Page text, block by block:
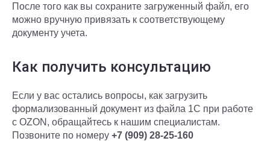
После того как вы сохраните загруженный файл, его
можно вручную привязать к соответствующему
документу учета.
Как получить консультацию
Если у вас остались вопросы, как загрузить
формализованный документ из файла 1С при работе
с OZON, обращайтесь к нашим специалистам.
Позвоните по номеру +7 (909) 28-25-160